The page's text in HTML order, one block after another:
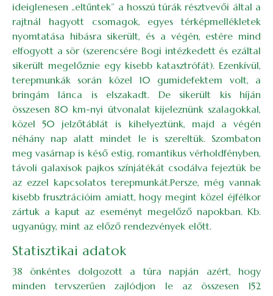
ideiglenesen „eltűntek” a hosszú túrák résztvevői által a
rajtnál hagyott csomagok, egyes térképmellékletek
nyomtatása hibásra sikerült, és a végén, estére mind
elfogyott a sör (szerencsére Bogi intézkedett és ezáltal
sikerült megelőznie egy kisebb katasztrófát). Ezenkívül,
terepmunkák során közel 10 gumidefektem volt, a
bringám lánca is elszakadt. De sikerült kis híján
összesen 80 km-nyi útvonalat kijeleznünk szalagokkal,
közel 50 jelzőtáblát is kihelyeztünk, majd a végén
néhány nap alatt mindet le is szereltük. Szombaton
meg vasárnap is késő estig, romantikus vérholdfényben,
távoli galaxisok pajkos színjátékát csodálva fejeztük be
az ezzel kapcsolatos terepmunkát.Persze, még vannak
kisebb frusztrációim amiatt, hogy megint közel éjfélkor
zártuk a kaput az eseményt megelőző napokban. Kb.
ugyanúgy, mint az előző rendezvények előtt.
Statisztikai adatok
38 önkéntes dolgozott a túra napján azért, hogy
minden tervszerűen zajlódjon le az összesen 152